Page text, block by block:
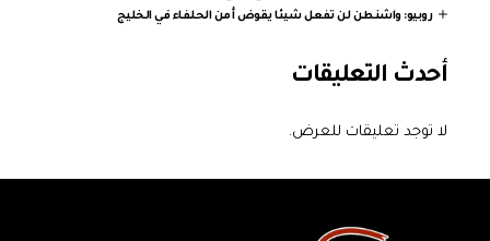
روبيو: واشنطن لن تفعل شيئا يقوض أمن الحلفاء في الخليج
أحدث التعليقات
لا توجد تعليقات للعرض.